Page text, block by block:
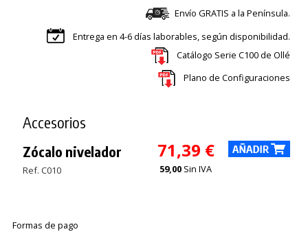
Envío GRATIS a la Península.
Entrega en 4-6 días laborables, según disponibilidad.
Catálogo Serie C100 de Ollé
Plano de Configuraciones
Accesorios
Zócalo nivelador
Ref. C010
71,39 €
59,00 Sin IVA
Formas de pago